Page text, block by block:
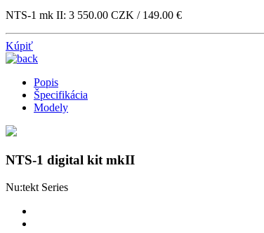
NTS-1 mk II: 3 550.00 CZK / 149.00 €
Kúpiť
Popis
Špecifikácia
Modely
NTS-1 digital kit mkII
Nu:tekt Series